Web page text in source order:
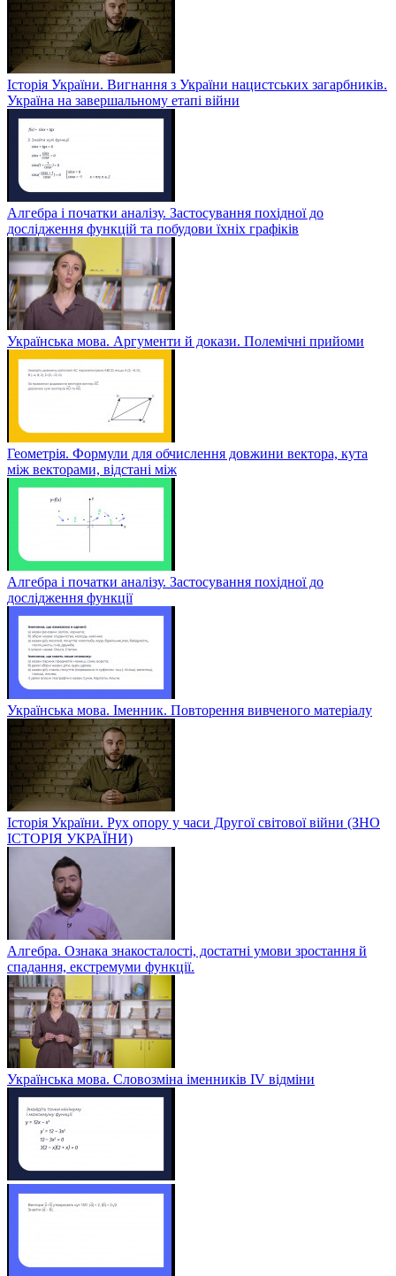
Історія України. Вигнання з України нацистських загарбників.
Україна на завершальному етапі війни
Алгебра і початки аналізу. Застосування похідної до
дослідження функцій та побудови їхніх графіків
Українська мова. Аргументи й докази. Полемічні прийоми
Геометрія. Формули для обчислення довжини вектора, кута
між векторами, відстані між
Алгебра і початки аналізу. Застосування похідної до
дослідження функції
Українська мова. Іменник. Повторення вивченого матеріалу
Історія України. Рух опору у часи Другої світової війни (ЗНО
ІСТОРІЯ УКРАЇНИ)
Алгебра. Ознака знакосталості, достатні умови зростання й
спадання, екстремуми функції.
Українська мова. Словозміна іменників ІV відміни